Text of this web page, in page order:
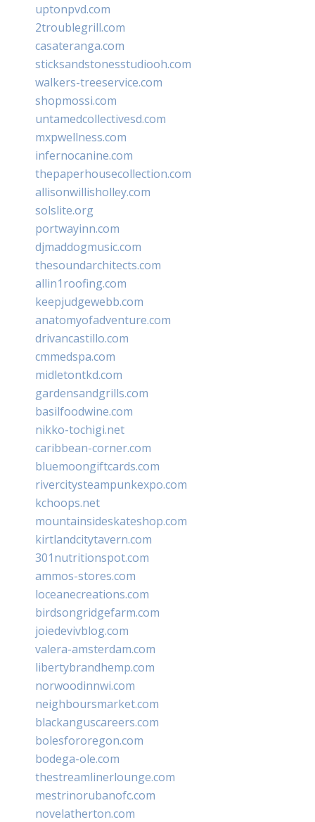
uptonpvd.com
2troublegrill.com
casateranga.com
sticksandstonesstudiooh.com
walkers-treeservice.com
shopmossi.com
untamedcollectivesd.com
mxpwellness.com
infernocanine.com
thepaperhousecollection.com
allisonwillisholley.com
solslite.org
portwayinn.com
djmaddogmusic.com
thesoundarchitects.com
allin1roofing.com
keepjudgewebb.com
anatomyofadventure.com
drivancastillo.com
cmmedspa.com
midletontkd.com
gardensandgrills.com
basilfoodwine.com
nikko-tochigi.net
caribbean-corner.com
bluemoongiftcards.com
rivercitysteampunkexpo.com
kchoops.net
mountainsideskateshop.com
kirtlandcitytavern.com
301nutritionspot.com
ammos-stores.com
loceanecreations.com
birdsongridgefarm.com
joiedevivblog.com
valera-amsterdam.com
libertybrandhemp.com
norwoodinnwi.com
neighboursmarket.com
blackanguscareers.com
bolesfororegon.com
bodega-ole.com
thestreamlinerlounge.com
mestrinorubanofc.com
novelatherton.com